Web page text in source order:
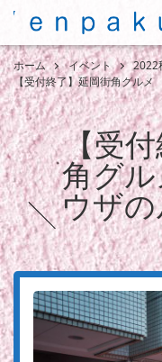
ホーム イベント
2022
【受付終了】延岡街角グル
【受
角グ
ウザ